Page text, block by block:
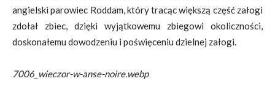
angielski parowiec Roddam, który tracąc większą część załogi
zdołał zbiec, dzięki wyjątkowemu zbiegowi okoliczności,
doskonałemu dowodzeniu i poświęceniu dzielnej załogi.
7006_wieczor-w-anse-noire.webp